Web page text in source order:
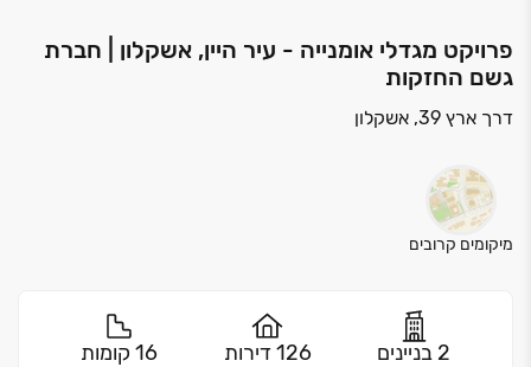
פרויקט מגדלי אומנייה - עיר היין, אשקלון | חברת
גשם החזקות
דרך ארץ 39, אשקלון
מיקומים קרובים
2 בניינים 126 דירות 16 קומות